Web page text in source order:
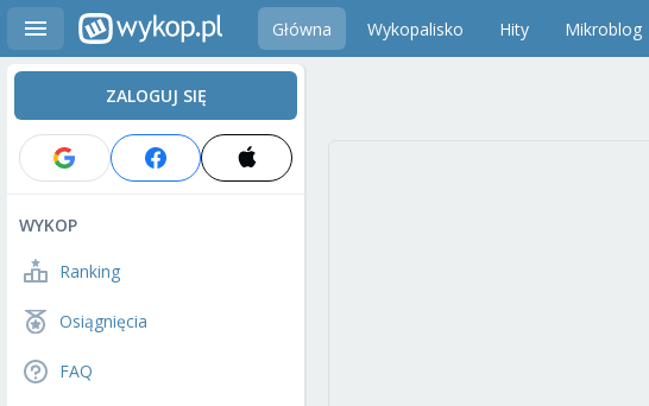
Główna Wykopalisko Hity Mikroblog
ZALOGUJ SIĘ
WYKOP
Ranking
Osiągnięcia
FAQ